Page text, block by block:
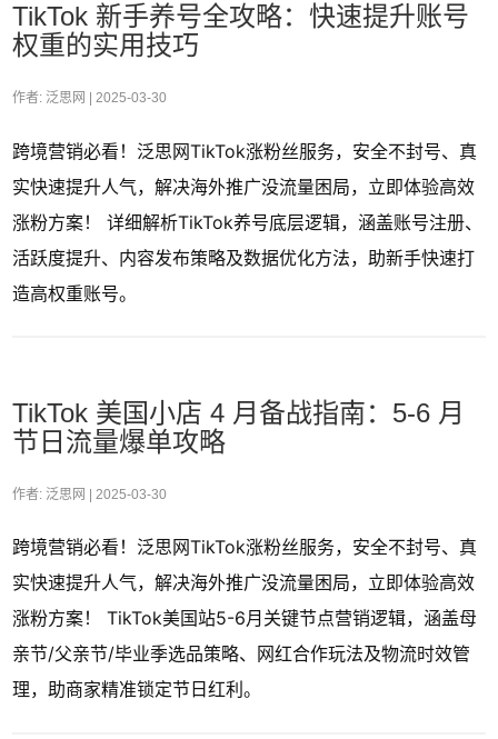
TikTok 新手养号全攻略：快速提升账号
权重的实用技巧
作者: 泛思网 | 2025-03-30
跨境营销必看！泛思网TikTok涨粉丝服务，安全不封号、真
实快速提升人气，解决海外推广没流量困局，立即体验高效
涨粉方案！ 详细解析TikTok养号底层逻辑，涵盖账号注册、
活跃度提升、内容发布策略及数据优化方法，助新手快速打
造高权重账号。
TikTok 美国小店 4 月备战指南：5-6 月
节日流量爆单攻略
作者: 泛思网 | 2025-03-30
跨境营销必看！泛思网TikTok涨粉丝服务，安全不封号、真
实快速提升人气，解决海外推广没流量困局，立即体验高效
涨粉方案！ TikTok美国站5-6月关键节点营销逻辑，涵盖母
亲节/父亲节/毕业季选品策略、网红合作玩法及物流时效管
理，助商家精准锁定节日红利。